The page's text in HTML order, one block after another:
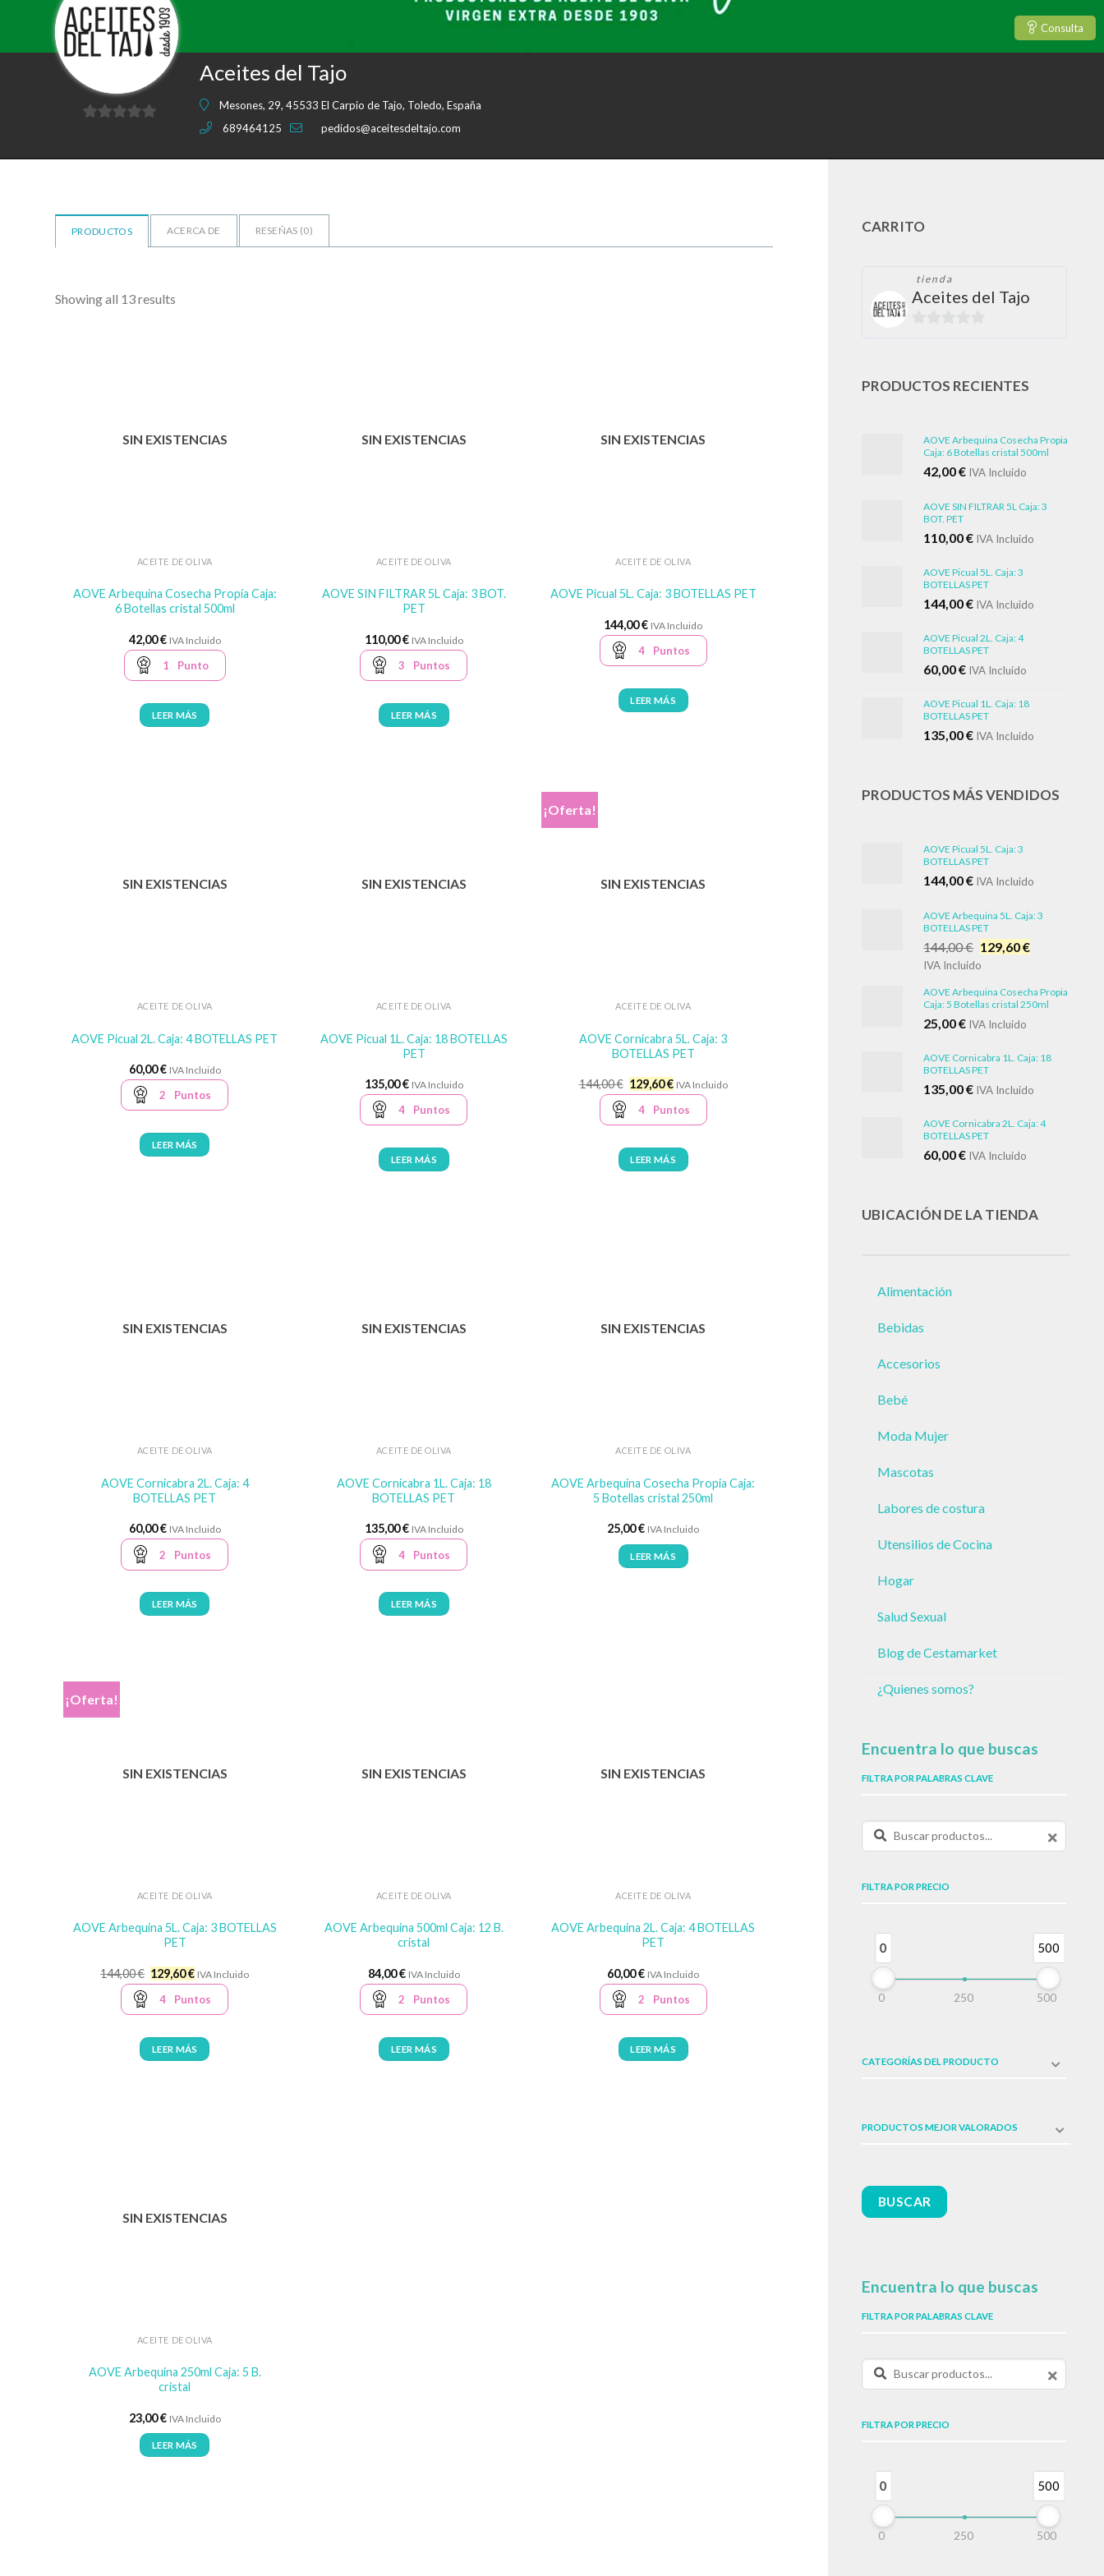
Aceites del Tajo
Mesones, 29, 45533 El Carpio de Tajo, Toledo, España
689464125
pedidos@aceitesdeltajo.com
Consulta
PRODUCTOS ACERCA DE RESEÑAS (0)
Showing all 13 results
SIN EXISTENCIAS
ACEITE DE OLIVA
AOVE Arbequina Cosecha Propia Caja:
6 Botellas cristal 500ml
42,00€ IVA Incluido
1 Punto
LEER MÁS
SIN EXISTENCIAS
ACEITE DE OLIVA
AOVE SIN FILTRAR 5L Caja: 3 BOT.
PET
110,00€ IVA Incluido
3 Puntos
LEER MÁS
SIN EXISTENCIAS
ACEITE DE OLIVA
AOVE Picual 5L. Caja: 3 BOTELLAS PET
144,00€ IVA Incluido
4 Puntos
LEER MÁS
SIN EXISTENCIAS
ACEITE DE OLIVA
AOVE Picual 2L. Caja: 4 BOTELLAS PET
60,00€ IVA Incluido
2 Puntos
LEER MÁS
SIN EXISTENCIAS
ACEITE DE OLIVA
AOVE Picual 1L. Caja: 18 BOTELLAS
PET
135,00€ IVA Incluido
4 Puntos
LEER MÁS
¡Oferta!
SIN EXISTENCIAS
ACEITE DE OLIVA
AOVE Cornicabra 5L. Caja: 3
BOTELLAS PET
144,00€ El
precio
original
era:
144,00 €.
129,60€El
precio
actual
es:
129,60 €.
IVA Incluido
4 Puntos
LEER MÁS
SIN EXISTENCIAS
ACEITE DE OLIVA
AOVE Cornicabra 2L. Caja: 4
BOTELLAS PET
60,00€ IVA Incluido
2 Puntos
LEER MÁS
SIN EXISTENCIAS
ACEITE DE OLIVA
AOVE Cornicabra 1L. Caja: 18
BOTELLAS PET
135,00€ IVA Incluido
4 Puntos
LEER MÁS
SIN EXISTENCIAS
ACEITE DE OLIVA
AOVE Arbequina Cosecha Propia Caja:
5 Botellas cristal 250ml
25,00€ IVA Incluido
LEER MÁS
¡Oferta!
SIN EXISTENCIAS
ACEITE DE OLIVA
AOVE Arbequina 5L. Caja: 3 BOTELLAS
PET
144,00€ El
precio
original
era:
144,00 €.
129,60€El
precio
actual
es:
129,60 €.
IVA Incluido
4 Puntos
LEER MÁS
SIN EXISTENCIAS
ACEITE DE OLIVA
AOVE Arbequina 500ml Caja: 12 B.
cristal
84,00€ IVA Incluido
2 Puntos
LEER MÁS
SIN EXISTENCIAS
ACEITE DE OLIVA
AOVE Arbequina 2L. Caja: 4 BOTELLAS
PET
60,00€ IVA Incluido
2 Puntos
LEER MÁS
SIN EXISTENCIAS
ACEITE DE OLIVA
AOVE Arbequina 250ml Caja: 5 B.
cristal
23,00€ IVA Incluido
LEER MÁS
CARRITO
tienda
Aceites del Tajo
PRODUCTOS RECIENTES
AOVE Arbequina Cosecha Propia
Caja: 6 Botellas cristal 500ml
42,00€ IVA Incluido
AOVE SIN FILTRAR 5L Caja: 3
BOT. PET
110,00€ IVA Incluido
AOVE Picual 5L. Caja: 3
BOTELLAS PET
144,00€ IVA Incluido
AOVE Picual 2L. Caja: 4
BOTELLAS PET
60,00€ IVA Incluido
AOVE Picual 1L. Caja: 18
BOTELLAS PET
135,00€ IVA Incluido
PRODUCTOS MÁS VENDIDOS
AOVE Picual 5L. Caja: 3
BOTELLAS PET
144,00€ IVA Incluido
AOVE Arbequina 5L. Caja: 3
BOTELLAS PET
144,00€ El
precio
era:
129,60€El
es:
IVA Incluido
AOVE Arbequina Cosecha Propia
Caja: 5 Botellas cristal 250ml
25,00€ IVA Incluido
AOVE Cornicabra 1L. Caja: 18
BOTELLAS PET
135,00€ IVA Incluido
AOVE Cornicabra 2L. Caja: 4
BOTELLAS PET
60,00€ IVA Incluido
UBICACIÓN DE LA TIENDA
Alimentación
Bebidas
Accesorios
Bebé
Moda Mujer
Mascotas
Labores de costura
Utensilios de Cocina
Hogar
Salud Sexual
Blog de Cestamarket
¿Quienes somos?
Encuentra lo que buscas
FILTRA POR PALABRAS CLAVE
Buscar productos:
FILTRA POR PRECIO
0 500
0 250 500
CATEGORÍAS DEL PRODUCTO
PRODUCTOS MEJOR VALORADOS
BUSCAR
Encuentra lo que buscas
FILTRA POR PALABRAS CLAVE
Buscar productos:
FILTRA POR PRECIO
0 500
0 250 500